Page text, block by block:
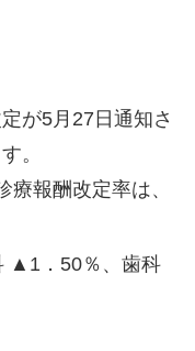
が5月27日通知さ
。
報酬改定率は、
▲1．50％、歯科